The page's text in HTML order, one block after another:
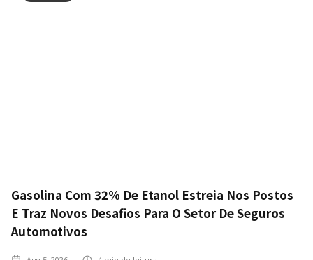
Gasolina Com 32% De Etanol Estreia Nos Postos
E Traz Novos Desafios Para O Setor De Seguros
Automotivos